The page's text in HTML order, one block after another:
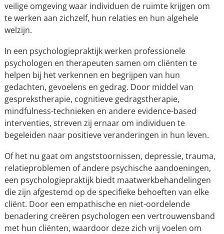
veilige omgeving waar individuen de ruimte krijgen om
te werken aan zichzelf, hun relaties en hun algehele
welzijn.
In een psychologiepraktijk werken professionele
psychologen en therapeuten samen om cliënten te
helpen bij het verkennen en begrijpen van hun
gedachten, gevoelens en gedrag. Door middel van
gesprekstherapie, cognitieve gedragstherapie,
mindfulness-technieken en andere evidence-based
interventies, streven zij ernaar om individuen te
begeleiden naar positieve veranderingen in hun leven.
Of het nu gaat om angststoornissen, depressie, trauma,
relatieproblemen of andere psychische aandoeningen,
een psychologiepraktijk biedt maatwerkbehandelingen
die zijn afgestemd op de specifieke behoeften van elke
cliënt. Door een empathische en niet-oordelende
benadering creëren psychologen een vertrouwensband
met hun cliënten, waardoor deze zich vrij voelen om